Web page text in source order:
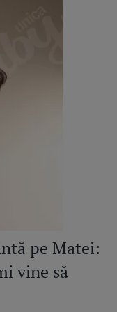
pe Matei:
vine să